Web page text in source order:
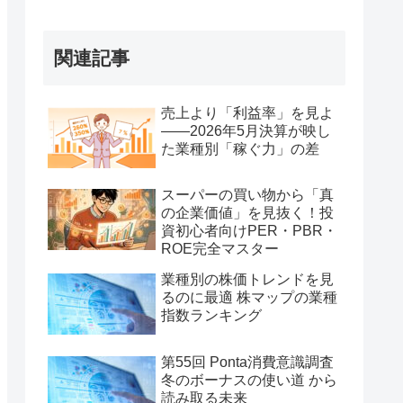
関連記事
売上より「利益率」を見よ
——2026年5月決算が映し
た業種別「稼ぐ力」の差
スーパーの買い物から「真
の企業価値」を見抜く！投
資初心者向けPER・PBR・
ROE完全マスター
業種別の株価トレンドを見
るのに最適 株マップの業種
指数ランキング
第55回 Ponta消費意識調査
冬のボーナスの使い道 から
読み取る未来